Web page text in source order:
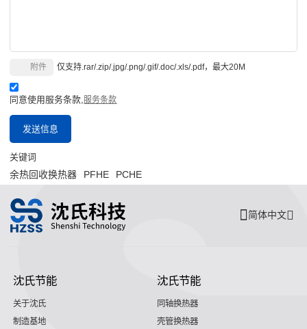
仅支持.rar/.zip/.jpg/.png/.gif/.doc/.xls/.pdf，最大20M
附件
同意使用服务条款, 服务条款
发送信息
关键词
余热回收换热器 PFHE PCHE
简体中文
沈氏节能
关于沈氏
制造基地
沈氏节能
同轴换热器
壳管换热器